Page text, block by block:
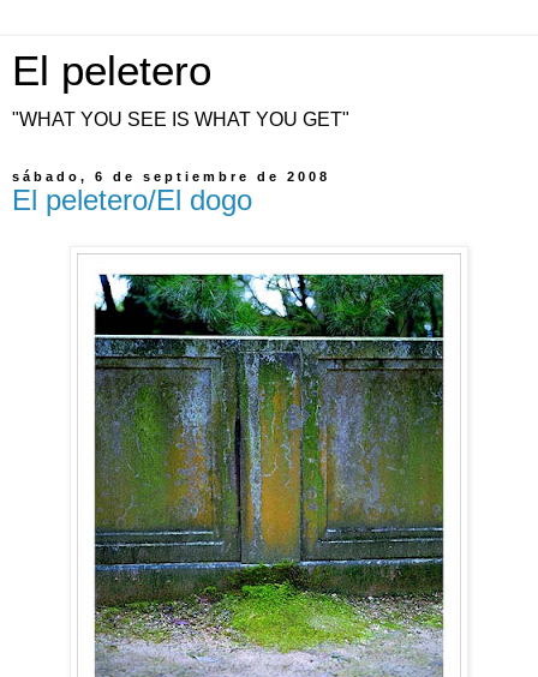
El peletero
"WHAT YOU SEE IS WHAT YOU GET"
sábado, 6 de septiembre de 2008
El peletero/El dogo